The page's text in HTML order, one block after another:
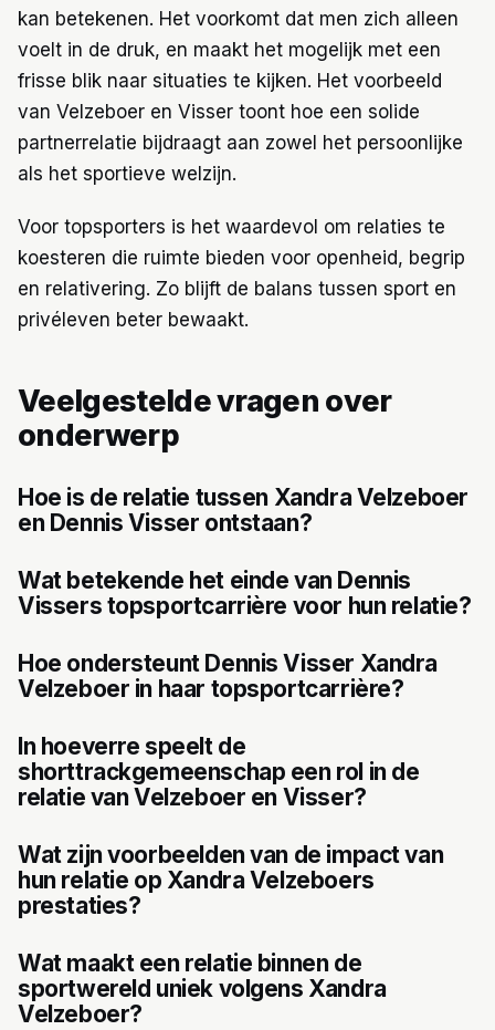
kan betekenen. Het voorkomt dat men zich alleen
voelt in de druk, en maakt het mogelijk met een
frisse blik naar situaties te kijken. Het voorbeeld
van Velzeboer en Visser toont hoe een solide
partnerrelatie bijdraagt aan zowel het persoonlijke
als het sportieve welzijn.
Voor topsporters is het waardevol om relaties te
koesteren die ruimte bieden voor openheid, begrip
en relativering. Zo blijft de balans tussen sport en
privéleven beter bewaakt.
Veelgestelde vragen over
onderwerp
Hoe is de relatie tussen Xandra Velzeboer
en Dennis Visser ontstaan?
Wat betekende het einde van Dennis
Vissers topsportcarrière voor hun relatie?
Hoe ondersteunt Dennis Visser Xandra
Velzeboer in haar topsportcarrière?
In hoeverre speelt de
shorttrackgemeenschap een rol in de
relatie van Velzeboer en Visser?
Wat zijn voorbeelden van de impact van
hun relatie op Xandra Velzeboers
prestaties?
Wat maakt een relatie binnen de
sportwereld uniek volgens Xandra
Velzeboer?